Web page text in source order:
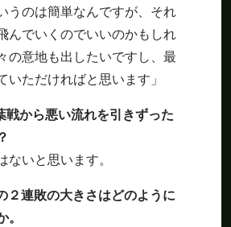
うのは簡単なんですが、それ
んでいくのでいいのかもしれ
の意地も出したいですし、最
いただければと思います」
戦から悪い流れを引きずった
ないと思います。
２連敗の大きさはどのように